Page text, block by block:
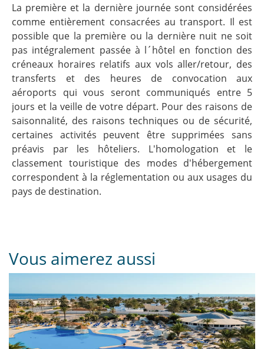
La première et la dernière journée sont considérées
comme entièrement consacrées au transport. Il est
possible que la première ou la dernière nuit ne soit
pas intégralement passée à l´hôtel en fonction des
créneaux horaires relatifs aux vols aller/retour, des
transferts et des heures de convocation aux
aéroports qui vous seront communiqués entre 5
jours et la veille de votre départ. Pour des raisons de
saisonnalité, des raisons techniques ou de sécurité,
certaines activités peuvent être supprimées sans
préavis par les hôteliers. L'homologation et le
classement touristique des modes d'hébergement
correspondent à la réglementation ou aux usages du
pays de destination.
Vous aimerez aussi